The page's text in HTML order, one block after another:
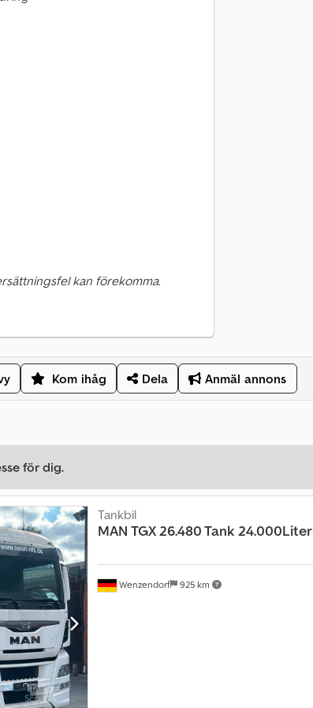
kan förekomma.
Kom ihåg Dela Anmäl annons
för dig.
Wenzendorf 925 km
Tankbil
MAN TGX 26.480 Tank 24.000Liter